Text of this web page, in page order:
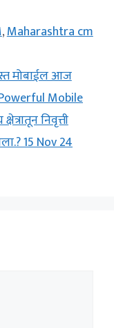
,Maharashtra cm
मोबाईल आज
Mobile
निवृत्ती
15 Nov 24